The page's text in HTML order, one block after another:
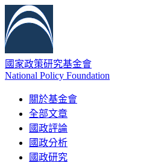
國家政策研究基金會
National Policy Foundation
關於基金會
全部文章
國政評論
國政分析
國政研究